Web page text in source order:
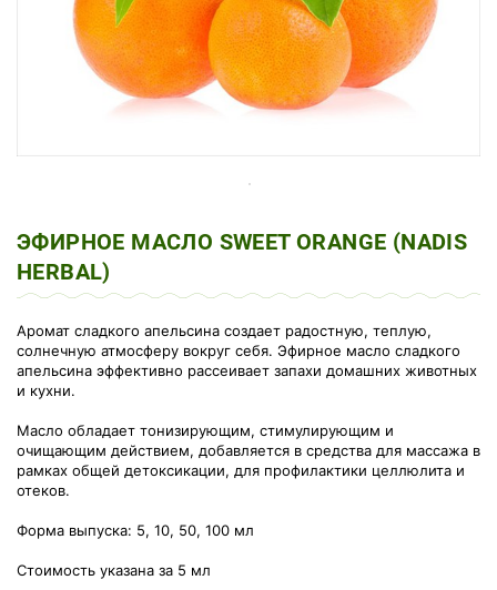
ЭФИРНОЕ МАСЛО SWEET ORANGE (NADIS
HERBAL)
Аромат сладкого апельсина создает радостную, теплую,
солнечную атмосферу вокруг себя. Эфирное масло сладкого
апельсина эффективно рассеивает запахи домашних животных
и кухни.
Масло обладает тонизирующим, стимулирующим и
очищающим действием, добавляется в средства для массажа в
рамках общей детоксикации, для профилактики целлюлита и
отеков.
Форма выпуска: 5, 10, 50, 100 мл
Стоимость указана за 5 мл